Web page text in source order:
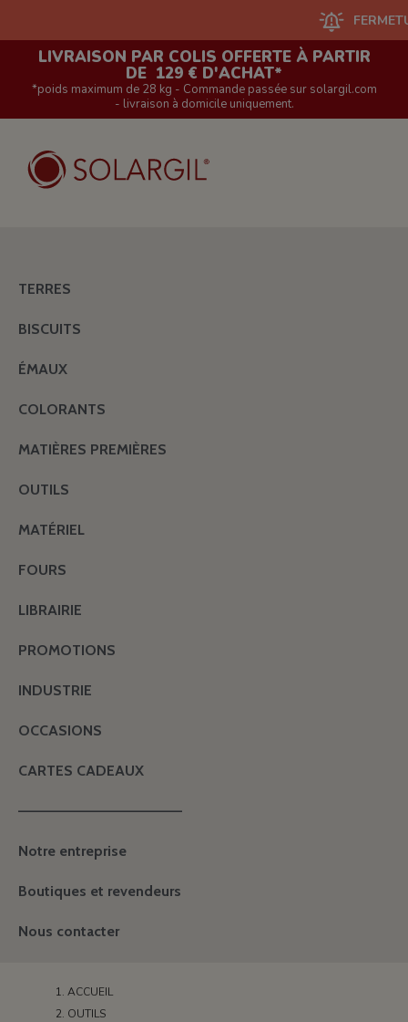
FERMETURE
LIVRAISON PAR COLIS OFFERTE À PARTIR
DE 129 € D'ACHAT*
*poids maximum de 28 kg - Commande passée sur solargil.com
- livraison à domicile uniquement.
TERRES
BISCUITS
ÉMAUX
COLORANTS
MATIÈRES PREMIÈRES
OUTILS
MATÉRIEL
FOURS
LIBRAIRIE
PROMOTIONS
INDUSTRIE
OCCASIONS
CARTES CADEAUX
———————————————
Notre entreprise
Boutiques et revendeurs
Nous contacter
ACCUEIL
OUTILS